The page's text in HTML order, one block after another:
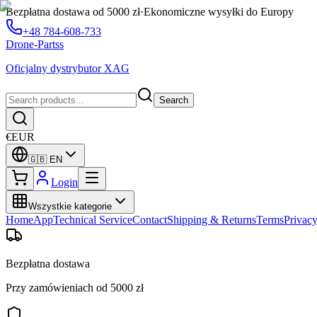
Bezpłatna dostawa od 5000 zł·Ekonomiczne wysyłki do Europy
+48 784-608-733
Drone-Partss
Oficjalny dystrybutor XAG
Search
€EUR
🇬🇧 EN
Login
Wszystkie kategorie
HomeAppTechnical ServiceContactShipping & ReturnsTermsPrivacy
Bezpłatna dostawa
Przy zamówieniach od 5000 zł